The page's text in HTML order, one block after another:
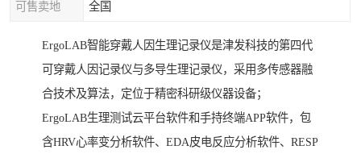
可售卖地 全国
ErgoLAB智能穿戴人因生理记录仪是津发科技的第四代
可穿戴人因记录仪与多导生理记录仪，采用多传感器融
合技术及算法，定位于精密科研级仪器设备；
ErgoLAB生理测试云平台软件和手持终端APP软件，包
含HRV心率变分析软件、EDA皮电反应分析软件、RESP